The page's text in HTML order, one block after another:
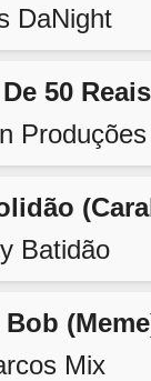
DaNight
50 Reais
Produções
Batidão
Mix